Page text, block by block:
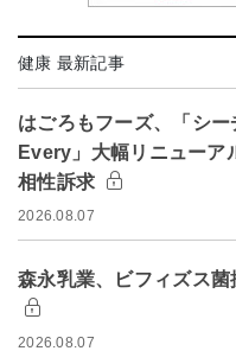
健康 最新記事
はごろもフーズ、「シー
Every」大幅リニュー
相性訴求
2026.08.07
森永乳業、ビフィズス
2026.08.07